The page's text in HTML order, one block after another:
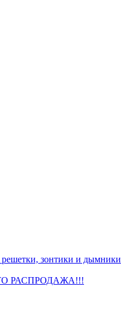
зонтики и дымники
РАСПРОДАЖА!!!